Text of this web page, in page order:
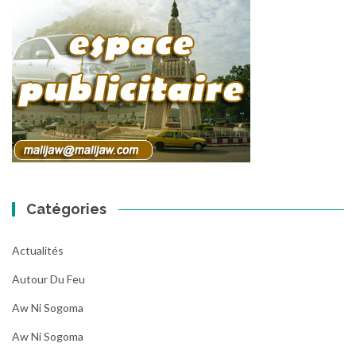
Catégories
Actualités
Autour Du Feu
Aw Ni Sogoma
Aw Ni Sogoma